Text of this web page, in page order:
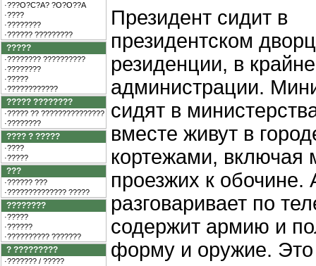
·???O?C?A? ?O?O??A
·????
·????????
·?????? ?????????
?????
·???????? ??????????
·????????
·?????
·????????????
????? ????????
·????? ?? ???????????????
·????????
???? ? ?????
·????
·?????
???
·?????? ???
·?????????????? ?????
????????
·?????
·??????
·?????????? ???????
? ?????????
·??????? / ?????
Президент сидит в
президентском
резиденции, в
администрации.
сидят в
вместе живут в
кортежами, включая
проезжих к обочине.
разговаривает по
содержит армию и
форму и оружие.